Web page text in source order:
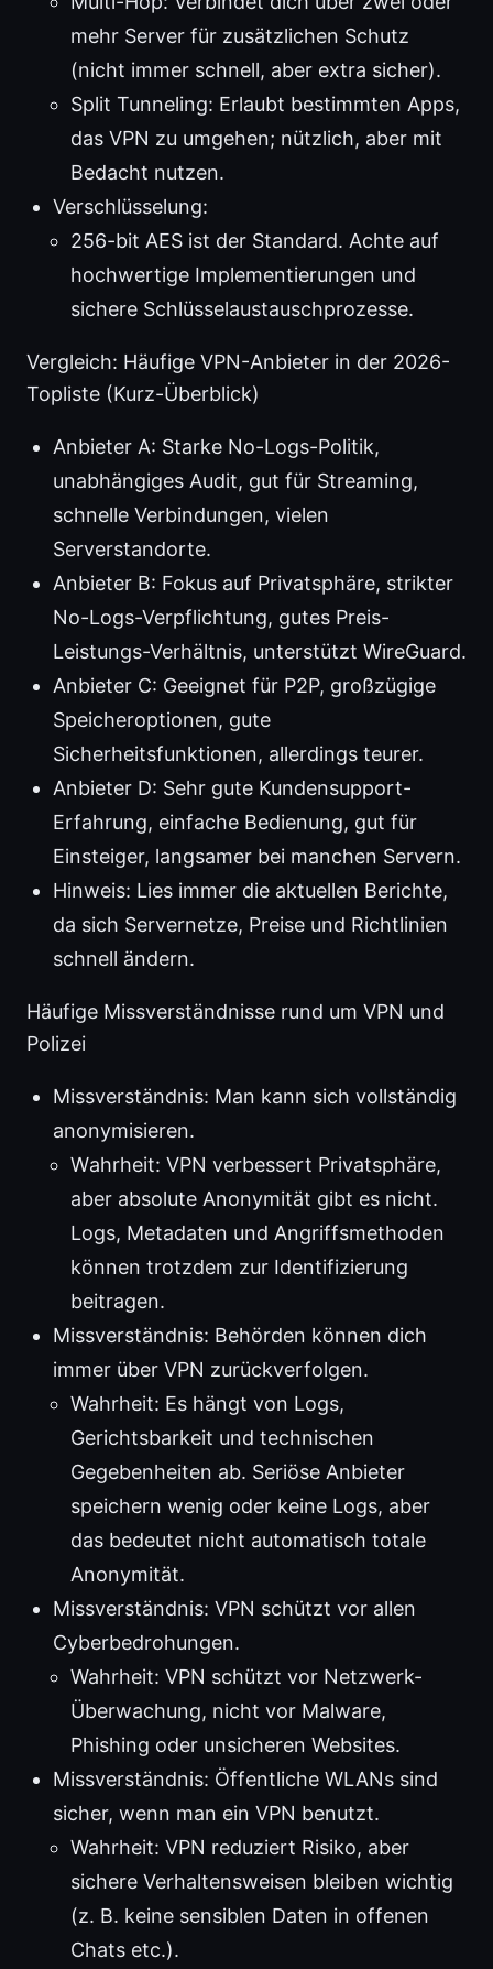
mehr Server für zusätzlichen Schutz
(nicht immer schnell, aber extra sicher).
Split Tunneling: Erlaubt bestimmten Apps,
das VPN zu umgehen; nützlich, aber mit
Bedacht nutzen.
Verschlüsselung:
256-bit AES ist der Standard. Achte auf
hochwertige Implementierungen und
sichere Schlüsselaustauschprozesse.
Vergleich: Häufige VPN-Anbieter in der 2026-
Topliste (Kurz-Überblick)
Anbieter A: Starke No-Logs-Politik,
unabhängiges Audit, gut für Streaming,
schnelle Verbindungen, vielen
Serverstandorte.
Anbieter B: Fokus auf Privatsphäre, strikter
No-Logs-Verpflichtung, gutes Preis-
Leistungs-Verhältnis, unterstützt WireGuard.
Anbieter C: Geeignet für P2P, großzügige
Speicheroptionen, gute
Sicherheitsfunktionen, allerdings teurer.
Anbieter D: Sehr gute Kundensupport-
Erfahrung, einfache Bedienung, gut für
Einsteiger, langsamer bei manchen Servern.
Hinweis: Lies immer die aktuellen Berichte,
da sich Servernetze, Preise und Richtlinien
schnell ändern.
Häufige Missverständnisse rund um VPN und
Polizei
Missverständnis: Man kann sich vollständig
anonymisieren.
Wahrheit: VPN verbessert Privatsphäre,
aber absolute Anonymität gibt es nicht.
Logs, Metadaten und Angriffsmethoden
können trotzdem zur Identifizierung
beitragen.
Missverständnis: Behörden können dich
immer über VPN zurückverfolgen.
Wahrheit: Es hängt von Logs,
Gerichtsbarkeit und technischen
Gegebenheiten ab. Seriöse Anbieter
speichern wenig oder keine Logs, aber
das bedeutet nicht automatisch totale
Anonymität.
Missverständnis: VPN schützt vor allen
Cyberbedrohungen.
Wahrheit: VPN schützt vor Netzwerk-
Überwachung, nicht vor Malware,
Phishing oder unsicheren Websites.
Missverständnis: Öffentliche WLANs sind
sicher, wenn man ein VPN benutzt.
Wahrheit: VPN reduziert Risiko, aber
sichere Verhaltensweisen bleiben wichtig
(z. B. keine sensiblen Daten in offenen
Chats etc.).